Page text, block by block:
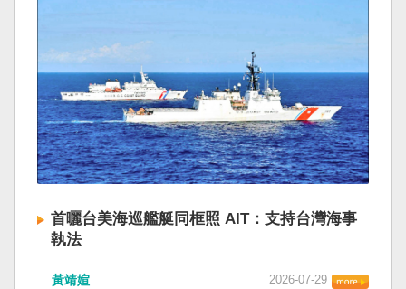
首曬台美海巡艦艇同框照 AIT：支持台灣海事
執法
黃靖媗 2026-07-29